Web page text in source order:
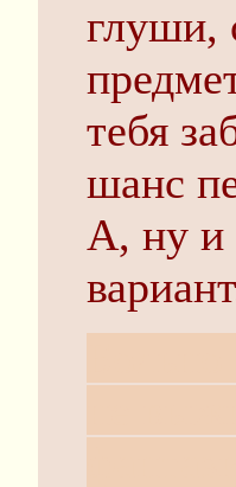
глуши,
тебя
шанс
А, ну и